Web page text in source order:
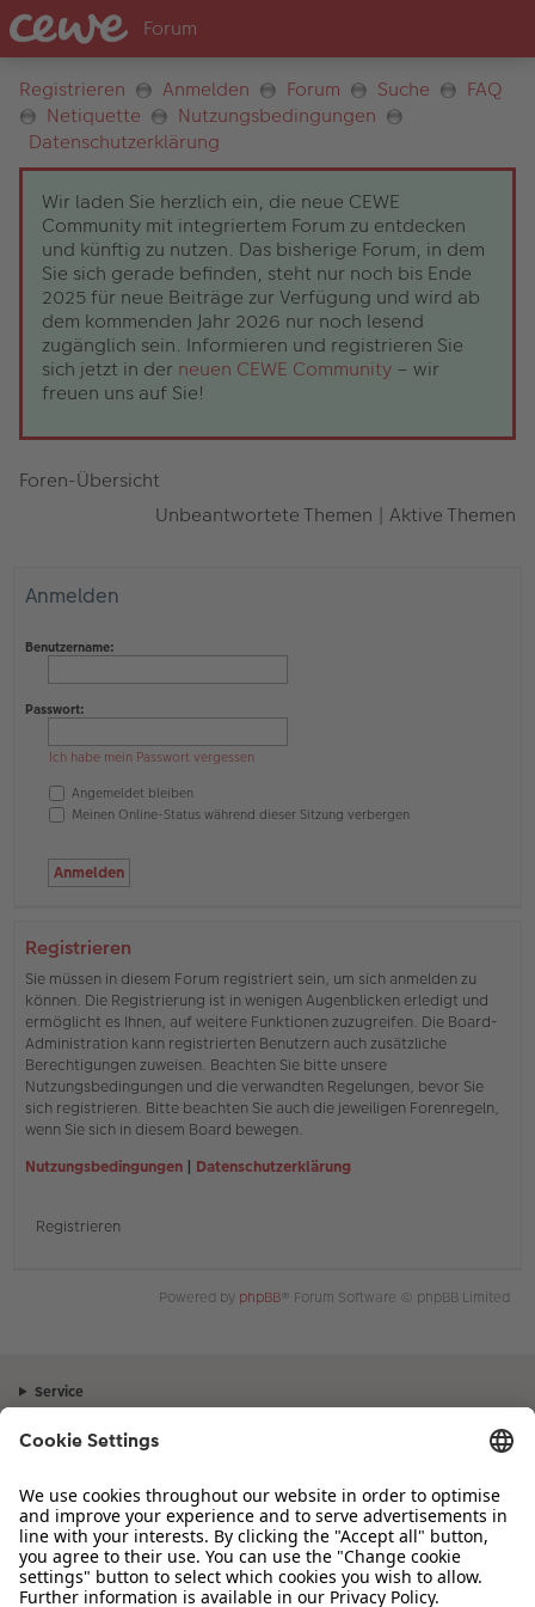
Registrieren Anmelden Forum Suche
FAQ
Netiquette
Nutzungsbedingungen
Datenschutzerklärung
Wir laden Sie herzlich ein, die neue CEWE
Community mit integriertem Forum zu entdecken
und künftig zu nutzen. Das bisherige Forum, in dem
Sie sich gerade befinden, steht nur noch bis Ende
2025 für neue Beiträge zur Verfügung und wird ab
dem kommenden Jahr 2026 nur noch lesend
zugänglich sein. Informieren und registrieren Sie
sich jetzt in der neuen CEWE Community – wir
freuen uns auf Sie!
Foren-Übersicht
Unbeantwortete Themen | Aktive Themen
Anmelden
Benutzername:
Passwort:
Ich habe mein Passwort vergessen
Angemeldet bleiben
Meinen Online-Status während dieser Sitzung verbergen
Registrieren
Sie müssen in diesem Forum registriert sein, um sich anmelden zu
können. Die Registrierung ist in wenigen Augenblicken erledigt und
ermöglicht es Ihnen, auf weitere Funktionen zuzugreifen. Die Board-
Administration kann registrierten Benutzern auch zusätzliche
Berechtigungen zuweisen. Beachten Sie bitte unsere
Nutzungsbedingungen und die verwandten Regelungen, bevor Sie
sich registrieren. Bitte beachten Sie auch die jeweiligen Forenregeln,
wenn Sie sich in diesem Board bewegen.
Nutzungsbedingungen | Datenschutzerklärung
Registrieren
Powered by phpBB® Forum Software © phpBB Limited
Service
Sortiment